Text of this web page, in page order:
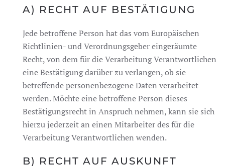
A) RECHT AUF BESTÄTIGUNG
Jede betroffene Person hat das vom Europäischen
Richtlinien- und Verordnungsgeber eingeräumte
Recht, von dem für die Verarbeitung Verantwortlichen
eine Bestätigung darüber zu verlangen, ob sie
betreffende personenbezogene Daten verarbeitet
werden. Möchte eine betroffene Person dieses
Bestätigungsrecht in Anspruch nehmen, kann sie sich
hierzu jederzeit an einen Mitarbeiter des für die
Verarbeitung Verantwortlichen wenden.
B) RECHT AUF AUSKUNFT